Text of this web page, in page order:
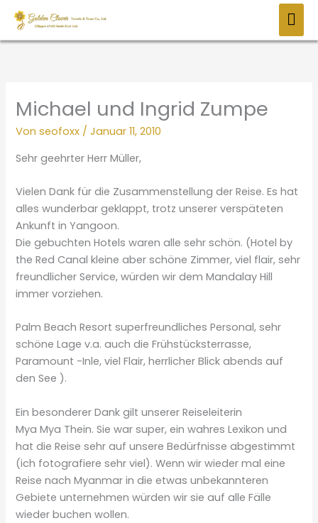
Zum
Inhalt
springen
Michael und Ingrid Zumpe
Vonseofoxx /Januar 11, 2010
Sehr geehrter Herr Müller,
Vielen Dank für die Zusammenstellung der Reise. Es hat
alles wunderbar geklappt, trotz unserer verspäteten
Ankunft in Yangoon.
Die gebuchten Hotels waren alle sehr schön. (Hotel by
the Red Canal kleine aber schöne Zimmer, viel flair, sehr
freundlicher Service, würden wir dem Mandalay Hill
immer vorziehen.
Palm Beach Resort superfreundliches Personal, sehr
schöne Lage v.a. auch die Frühstücksterrasse,
Paramount -Inle, viel Flair, herrlicher Blick abends auf
den See ).
Ein besonderer Dank gilt unserer Reiseleiterin
Mya Mya Thein. Sie war super, ein wahres Lexikon und
hat die Reise sehr auf unsere Bedürfnisse abgestimmt
(ich fotografiere sehr viel). Wenn wir wieder mal eine
Reise nach Myanmar in die etwas unbekannteren
Gebiete unternehmen würden wir sie auf alle Fälle
wieder buchen wollen.